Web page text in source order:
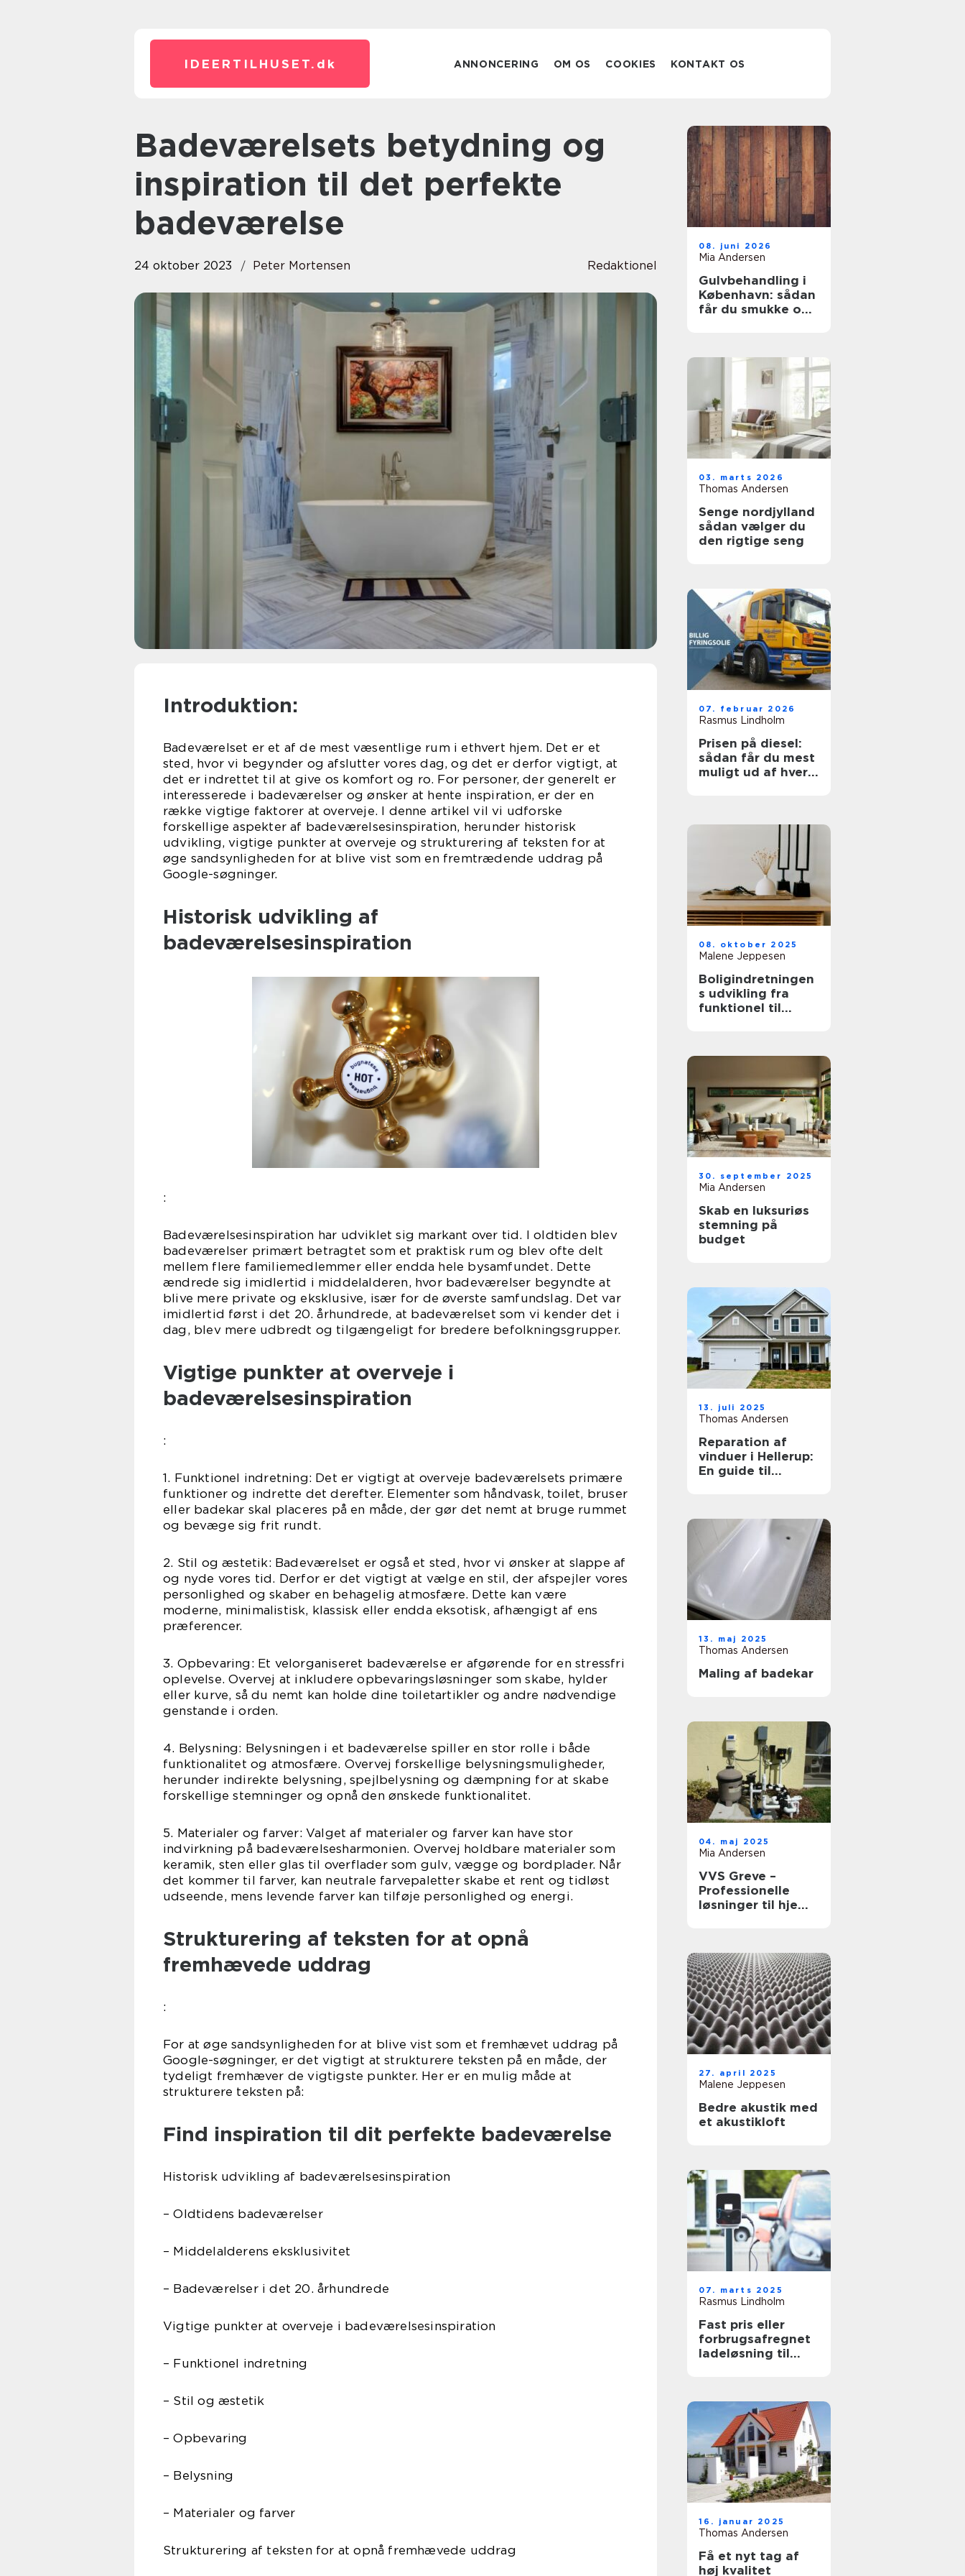
IDEERTILHUSET. dk ANNONCERING OM OS COOKIES KONTAKT OS
Badeværelsets betydning og
inspiration til det perfekte
badeværelse
24 oktober 2023 Peter Mortensen Redaktionel
Introduktion:
Badeværelset er et af de mest væsentlige rum i ethvert hjem. Det er et
sted, hvor vi begynder og afslutter vores dag, og det er derfor vigtigt, at
det er indrettet til at give os komfort og ro. For personer, der generelt er
interesserede i badeværelser og ønsker at hente inspiration, er der en
række vigtige faktorer at overveje. I denne artikel vil vi udforske
forskellige aspekter af badeværelsesinspiration, herunder historisk
udvikling, vigtige punkter at overveje og strukturering af teksten for at
øge sandsynligheden for at blive vist som en fremtrædende uddrag på
Google-søgninger.
Historisk udvikling af
badeværelsesinspiration
:
Badeværelsesinspiration har udviklet sig markant over tid. I oldtiden blev
badeværelser primært betragtet som et praktisk rum og blev ofte delt
mellem flere familiemedlemmer eller endda hele bysamfundet. Dette
ændrede sig imidlertid i middelalderen, hvor badeværelser begyndte at
blive mere private og eksklusive, især for de øverste samfundslag. Det var
imidlertid først i det 20. århundrede, at badeværelset som vi kender det i
dag, blev mere udbredt og tilgængeligt for bredere befolkningsgrupper.
Vigtige punkter at overveje i
badeværelsesinspiration
:
1. Funktionel indretning: Det er vigtigt at overveje badeværelsets primære
funktioner og indrette det derefter. Elementer som håndvask, toilet, bruser
eller badekar skal placeres på en måde, der gør det nemt at bruge rummet
og bevæge sig frit rundt.
2. Stil og æstetik: Badeværelset er også et sted, hvor vi ønsker at slappe af
og nyde vores tid. Derfor er det vigtigt at vælge en stil, der afspejler vores
personlighed og skaber en behagelig atmosfære. Dette kan være
moderne, minimalistisk, klassisk eller endda eksotisk, afhængigt af ens
præferencer.
3. Opbevaring: Et velorganiseret badeværelse er afgørende for en stressfri
oplevelse. Overvej at inkludere opbevaringsløsninger som skabe, hylder
eller kurve, så du nemt kan holde dine toiletartikler og andre nødvendige
genstande i orden.
4. Belysning: Belysningen i et badeværelse spiller en stor rolle i både
funktionalitet og atmosfære. Overvej forskellige belysningsmuligheder,
herunder indirekte belysning, spejlbelysning og dæmpning for at skabe
forskellige stemninger og opnå den ønskede funktionalitet.
5. Materialer og farver: Valget af materialer og farver kan have stor
indvirkning på badeværelsesharmonien. Overvej holdbare materialer som
keramik, sten eller glas til overflader som gulv, vægge og bordplader. Når
det kommer til farver, kan neutrale farvepaletter skabe et rent og tidløst
udseende, mens levende farver kan tilføje personlighed og energi.
Strukturering af teksten for at opnå
fremhævede uddrag
:
For at øge sandsynligheden for at blive vist som et fremhævet uddrag på
Google-søgninger, er det vigtigt at strukturere teksten på en måde, der
tydeligt fremhæver de vigtigste punkter. Her er en mulig måde at
strukturere teksten på:
Find inspiration til dit perfekte badeværelse
Historisk udvikling af badeværelsesinspiration
– Oldtidens badeværelser
– Middelalderens eksklusivitet
– Badeværelser i det 20. århundrede
Vigtige punkter at overveje i badeværelsesinspiration
– Funktionel indretning
– Stil og æstetik
– Opbevaring
– Belysning
– Materialer og farver
Strukturering af teksten for at opnå fremhævede uddrag
08. juni 2026
Mia Andersen
Gulvbehandling i
København: sådan
får du smukke og
03. marts 2026
Thomas Andersen
Senge nordjylland
sådan vælger du
den rigtige seng
07. februar 2026
Rasmus Lindholm
Prisen på diesel:
sådan får du mest
muligt ud af hver
08. oktober 2025
Malene Jeppesen
Boligindretningen
s udvikling fra
funktionel til
30. september 2025
Mia Andersen
Skab en luksuriøs
stemning på
budget
13. juli 2025
Thomas Andersen
Reparation af
vinduer i Hellerup:
En guide til
13. maj 2025
Thomas Andersen
Maling af badekar
04. maj 2025
Mia Andersen
VVS Greve –
Professionelle
løsninger til hjem
27. april 2025
Malene Jeppesen
Bedre akustik med
et akustikloft
07. marts 2025
Rasmus Lindholm
Fast pris eller
forbrugsafregnet
ladeløsning til
16. januar 2025
Thomas Andersen
Få et nyt tag af
høj kvalitet